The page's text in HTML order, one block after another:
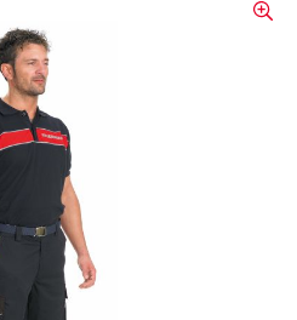
F.A.B.
au genou, élastique
pratiques, très